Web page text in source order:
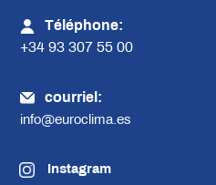
Téléphone:
+34 93 307 55 00
courriel:
info@euroclima.es
Instagram